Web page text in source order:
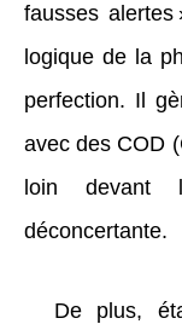
fausses
logique de la
perfection. Il
avec des COD
loin devant
déconcertante.
De plus,